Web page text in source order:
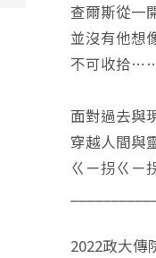
查爾斯從一
並沒有他想
不可收拾
面對過去與
穿越人間與
ㄍㄧ拐ㄍㄧ
2022政大傳